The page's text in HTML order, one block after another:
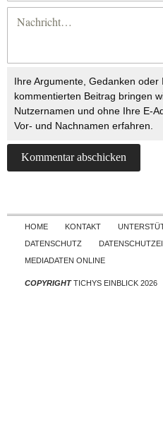
Ihre Argumente, Gedanken oder
kommentierten Beitrag bringen
Nutzernamen und ohne Ihre E-
Vor- und Nachnamen erfahren.
HOME KONTAKT
DATENSCHUTZ
MEDIADATEN ONLINE
COPYRIGHTTICHYS EINBLICK 2026